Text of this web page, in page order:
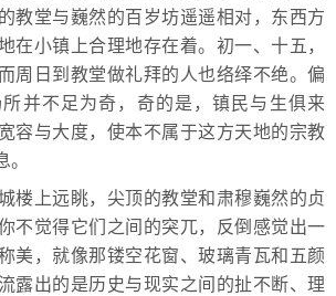
教堂与巍然的百岁坊遥遥相对，东西方
在小镇上合理地存在着。初一、十五，
周日到教堂做礼拜的人也络绎不绝。偏
并不足为奇，奇的是，镇民与生俱来
容与大度，使本不属于这方天地的宗教
上远眺，尖顶的教堂和肃穆巍然的贞
不觉得它们之间的突兀，反倒感觉出一
美，就像那镂空花窗、玻璃青瓦和五颜
露出的是历史与现实之间的扯不断、理